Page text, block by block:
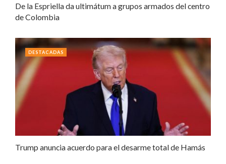
De la Espriella da ultimátum a grupos armados del centro
de Colombia
Trump anuncia acuerdo para el desarme total de Hamás
DESTACADAS